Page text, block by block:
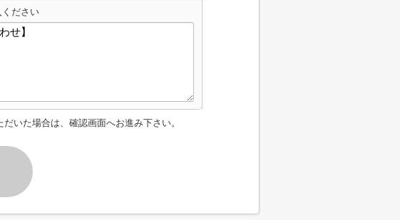
ださい
いた場合は、確認画面へお進み下さい。